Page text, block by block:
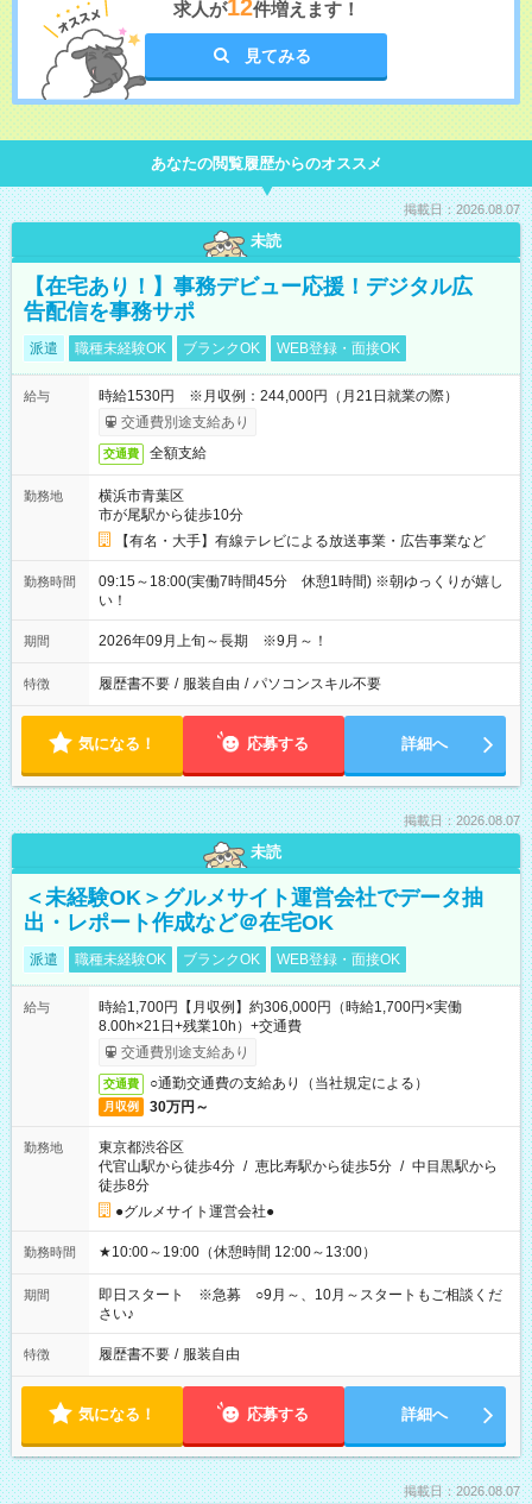
求人が12件増えます！
見てみる
あなたの閲覧履歴からのオススメ
掲載日：2026.08.07
未読
【在宅あり！】事務デビュー応援！デジタル広
告配信を事務サポ
派遣 職種未経験OK ブランクOK WEB登録・面接OK
給与
時給1530円 ※月収例：244,000円（月21日就業の際）
交通費別途支給あり
交通費 全額支給
勤務地
横浜市青葉区
市が尾駅から徒歩10分
【有名・大手】有線テレビによる放送事業・広告事業など
勤務時間
09:15～18:00(実働7時間45分 休憩1時間) ※朝ゆっくりが嬉し
い！
期間 2026年09月上旬～長期 ※9月～！
特徴 履歴書不要 / 服装自由 / パソコンスキル不要
気になる！ 応募する 詳細へ
掲載日：2026.08.07
未読
＜未経験OK＞グルメサイト運営会社でデータ抽
出・レポート作成など＠在宅OK
派遣 職種未経験OK ブランクOK WEB登録・面接OK
給与
時給1,700円【月収例】約306,000円（時給1,700円×実働
8.00h×21日+残業10h）+交通費
交通費別途支給あり
交通費 ○通勤交通費の支給あり（当社規定による）
月収例 30万円～
勤務地
東京都渋谷区
代官山駅から徒歩4分 / 恵比寿駅から徒歩5分 / 中目黒駅から
徒歩8分
●グルメサイト運営会社●
勤務時間 ★10:00～19:00（休憩時間 12:00～13:00）
期間
即日スタート ※急募 ○9月～、10月～スタートもご相談くだ
さい♪
特徴 履歴書不要 / 服装自由
気になる！ 応募する 詳細へ
掲載日：2026.08.07